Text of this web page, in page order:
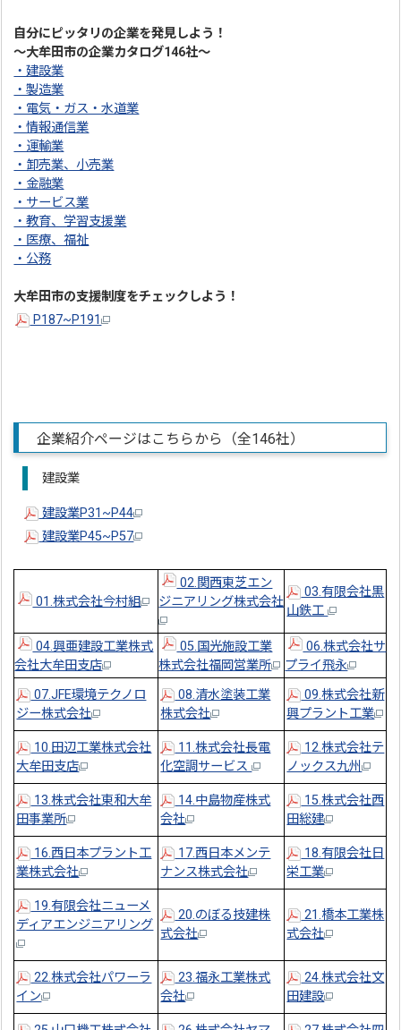
自分にピッタリの企業を発見しよう！
～大牟田市の企業カタログ146社～
・建設業
・製造業
・電気・ガス・水道業
・情報通信業
・運輸業
・卸売業、小売業
・金融業
・サービス業
・教育、学習支援業
・医療、福祉
・公務
大牟田市の支援制度をチェックしよう！
P187~P191
企業紹介ページはこちらから（全146社）
建設業
建設業P31~P44
建設業P45~P57
01.株式会社今村組
02.関西東芝エン
ジニアリング株式会社
03.有限会社黒
山鉄工
04.興亜建設工業株式
会社大牟田支店
05.国光施設工業
株式会社福岡営業所
06.株式会社サ
プライ飛永
07.JFE環境テクノロ
ジー株式会社
08.清水塗装工業
株式会社
09.株式会社新
興プラント工業
10.田辺工業株式会社
大牟田支店
11.株式会社長電
化空調サービス
12.株式会社テ
ノックス九州
13.株式会社東和大牟
田事業所
14.中島物産株式
会社
15.株式会社西
田総建
16.西日本プラント工
業株式会社
17.西日本メンテ
ナンス株式会社
18.有限会社日
栄工業
19.有限会社ニューメ
ディアエンジニアリング
20.のぼる技建株
式会社
21.橋本工業株
式会社
22.株式会社パワーラ
イン
23.福永工業株式
会社
24.株式会社文
田建設